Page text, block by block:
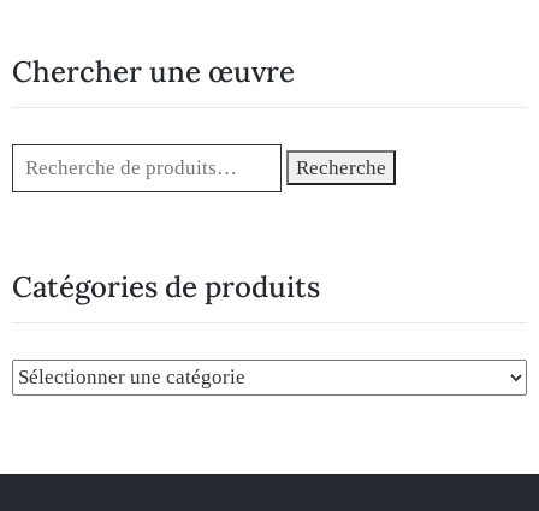
Chercher une œuvre
Recherche
Catégories de produits